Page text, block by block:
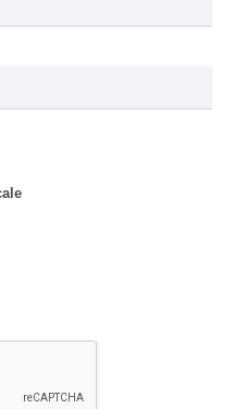
éternel et éternelles
Villemaire
2026
une tragédie
réincarne sur la
de la Forêt